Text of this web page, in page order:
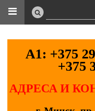
А1: +375
+375
АДРЕСА И